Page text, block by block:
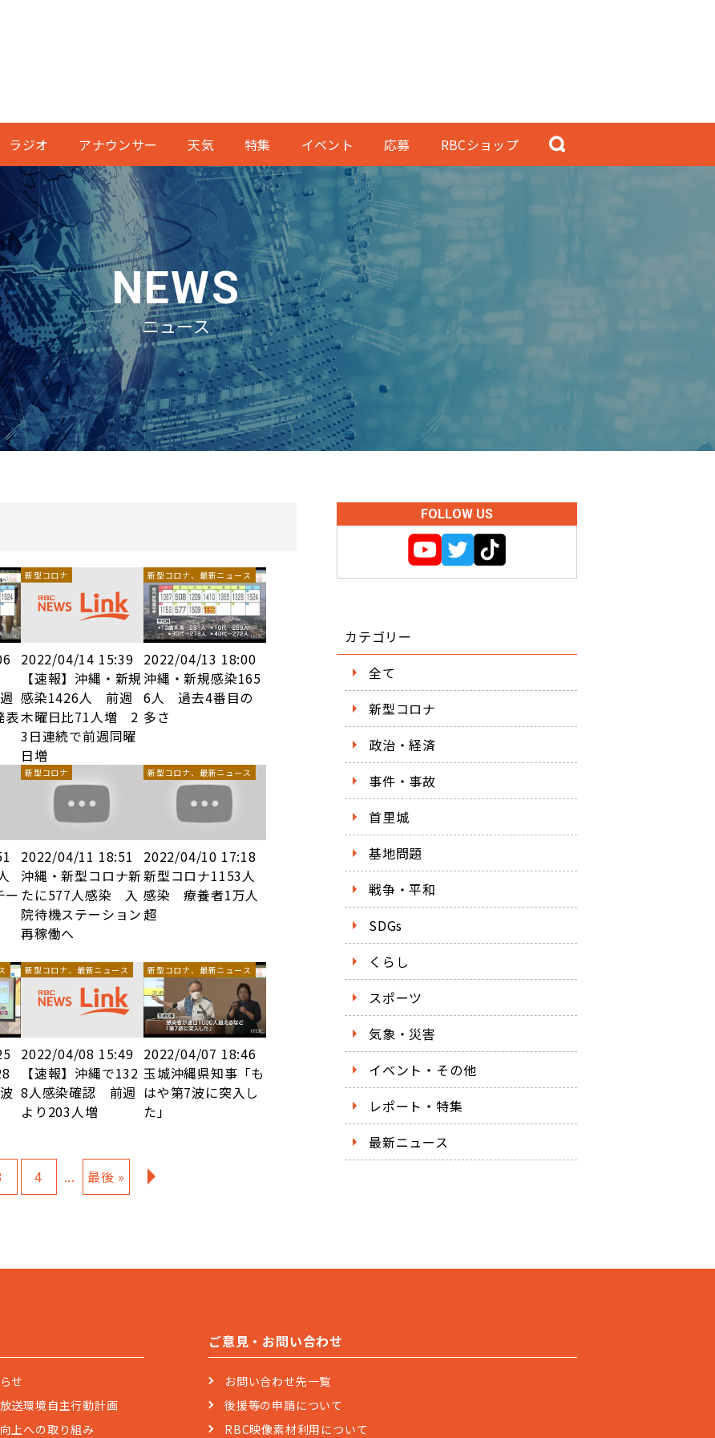
ラジオ アナウンサー 天気 特集 イベント 応募 RBCショップ
NEWS
ニュース
表
新型コロナ
2022/04/14 15:39
【速報】沖縄・新規
感染1426人 前週
木曜日比71人増 2
3日連続で前週同曜
日増
新型コロナ、最新ニュース
2022/04/13 18:00
沖縄・新規感染165
6人 過去4番目の
多さ
新型コロナ
2022/04/11 18:51
沖縄・新型コロナ新
たに577人感染 入
院待機ステーション
再稼働へ
新型コロナ、最新ニュース
2022/04/10 17:18
新型コロナ1153人
感染 療養者1万人
超
新型コロナ、最新ニュース
2022/04/08 15:49
【速報】沖縄で132
8人感染確認 前週
より203人増
新型コロナ、最新ニュース
2022/04/07 18:46
玉城沖縄県知事「も
はや第7波に突入し
た」
4 ... »
最後 »
FOLLOW US
カテゴリー
全て
新型コロナ
政治・経済
事件・事故
首里城
基地問題
戦争・平和
SDGs
くらし
スポーツ
気象・災害
イベント・その他
レポート・特集
最新ニュース
せ
送環境自主行動計画
上への取り組み
ご意見・お問い合わせ
お問い合わせ先一覧
後援等の申請について
RBC映像素材利用について